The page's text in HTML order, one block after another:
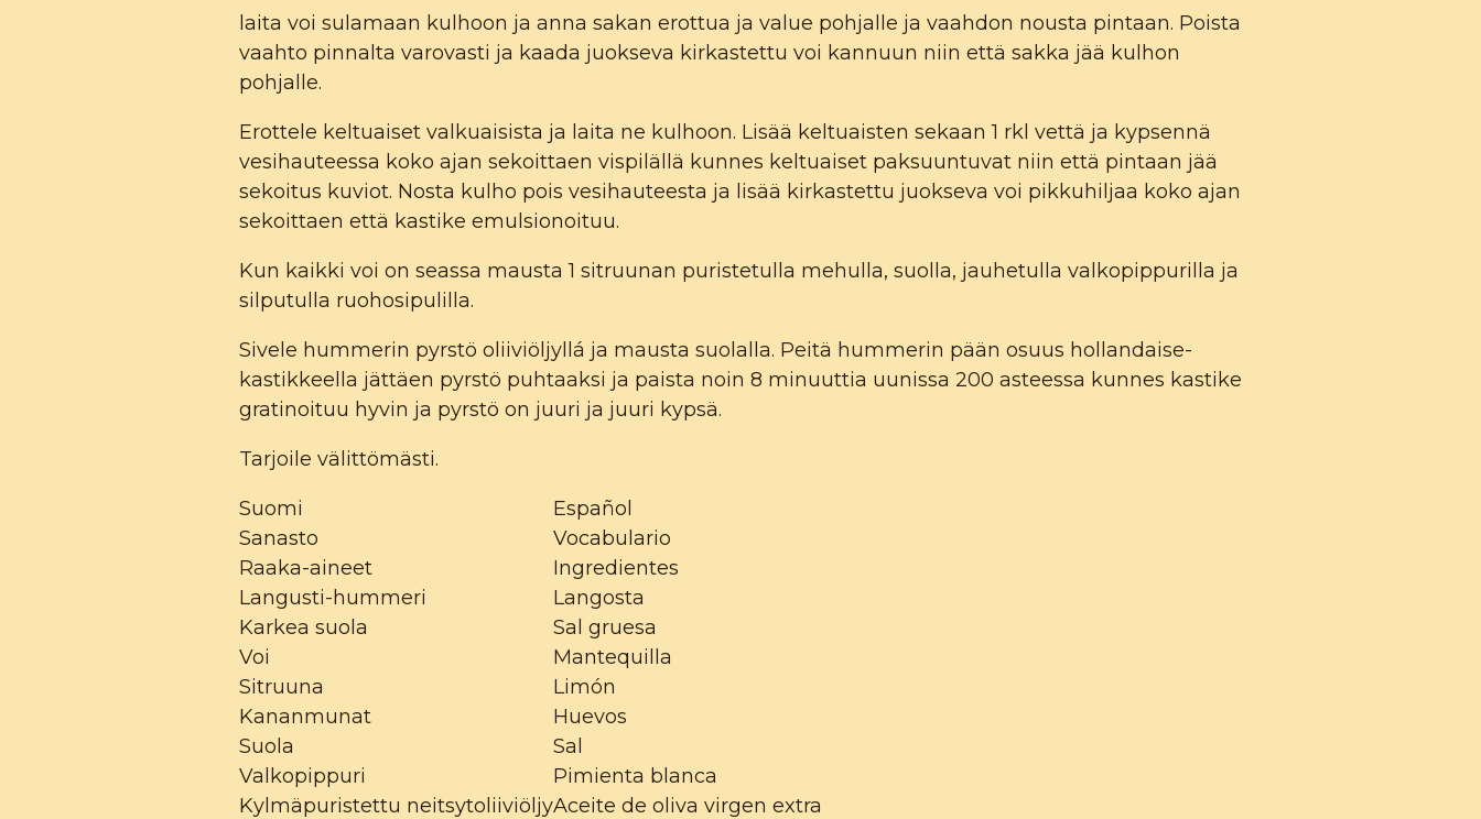
laita voi sulamaan kulhoon ja anna sakan erottua ja value pohjalle ja vaahdon nousta pintaan. Poista
vaahto pinnalta varovasti ja kaada juokseva kirkastettu voi kannuun niin että sakka jää kulhon
pohjalle.
Erottele keltuaiset valkuaisista ja laita ne kulhoon. Lisää keltuaisten sekaan 1 rkl vettä ja kypsennä
vesihauteessa koko ajan sekoittaen vispilällä kunnes keltuaiset paksuuntuvat niin että pintaan jää
sekoitus kuviot. Nosta kulho pois vesihauteesta ja lisää kirkastettu juokseva voi pikkuhiljaa koko ajan
sekoittaen että kastike emulsionoituu.
Kun kaikki voi on seassa mausta 1 sitruunan puristetulla mehulla, suolla, jauhetulla valkopippurilla ja
silputulla ruohosipulilla.
Sivele hummerin pyrstö oliiviöljyllá ja mausta suolalla. Peitä hummerin pään osuus hollandaise-
kastikkeella jättäen pyrstö puhtaaksi ja paista noin 8 minuuttia uunissa 200 asteessa kunnes kastike
gratinoituu hyvin ja pyrstö on juuri ja juuri kypsä.
Tarjoile välittömästi.
Suomi
Español
Sanasto
Vocabulario
Raaka-aineet
Ingredientes
Langusti-hummeri
Langosta
Karkea suola
Sal gruesa
Voi
Mantequilla
Sitruuna
Limón
Kananmunat
Huevos
Suola
Sal
Valkopippuri
Pimienta blanca
Kylmäpuristettu neitsytoliiviöljyAceite de oliva virgen extra